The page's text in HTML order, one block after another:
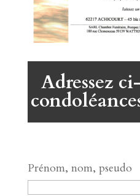
Adressez
Prénom, nom, pseudo